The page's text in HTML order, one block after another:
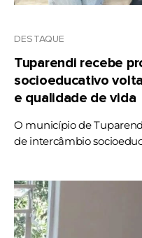
DESTAQUE
Tuparendi recebe
socioeducativo
e qualidade de vida
O município de
de intercâmbio